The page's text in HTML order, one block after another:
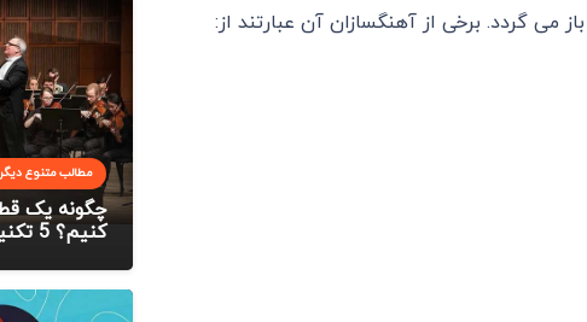
مطالب متنوع دیگر
چگونه یک
کنیم؟ 5 تکنیک موثر